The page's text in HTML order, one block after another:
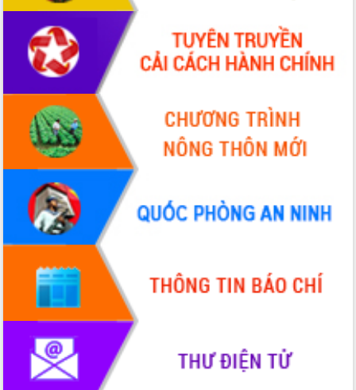
du khách thông qua Hệ thống cơ sở dữ
liệu và Bản đồ số
Tập huấn ứng dụng trí tuệ nhân tạo (AI)
trong thương mại điện tử năm 2026
Đoàn đại biểu Quốc hội tỉnh Đắk Lắk
trao đổi thông tin trước Kỳ họp thứ
nhất, Quốc hội khóa XVI
Quyết liệt cải cách hành chính, khơi
thông nguồn lực phát triển
Nâng cao hiệu lực, hiệu quả HĐND
tỉnh thông qua hiện đại hóa hành chính
Xã Ea Phê gắn cải cách hành chính với
chuyển đổi số
Phó Chủ tịch Thường trực UBND tỉnh
Hồ Thị Nguyên Thảo làm việc tại Trung
tâm Phục vụ hành chính công xã Ea
Xây dựng nền hành chính số đồng
hành cùng nông dân dân, doanh nghiệp
Giai đoạn 2026-2030, Đắk Lắk phấn
đấu có 77% xã đạt chuẩn nông thôn